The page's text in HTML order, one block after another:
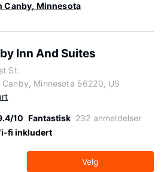
Canby, Minnesota
Inn And Suites
St.
Canby, Minnesota 56220, US
10 Fantastisk 232 anmeldelser
fi inkludert
Velg